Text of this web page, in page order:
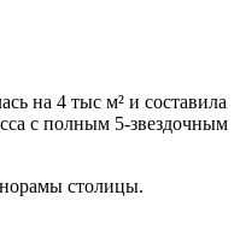
на 4 тыс м² и составила
с полным 5-звездочным
столицы.